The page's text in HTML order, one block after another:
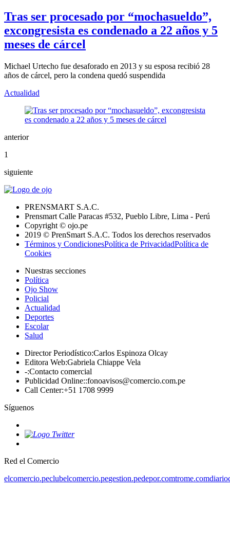
Tras ser procesado por “mochasueldo”,
excongresista es condenado a 22 años y 5
meses de cárcel
Michael Urtecho fue desaforado en 2013 y su esposa recibió 28
años de cárcel, pero la condena quedó suspendida
Actualidad
anterior
1
siguiente
PRENSMART S.A.C.
Prensmart Calle Paracas #532, Pueblo Libre, Lima - Perú
Copyright © ojo.pe
2019 © PrenSmart S.A.C. Todos los derechos reservados
Términos y CondicionesPolítica de PrivacidadPolítica de
Cookies
Nuestras secciones
Política
Ojo Show
Policial
Actualidad
Deportes
Escolar
Salud
Director Periodístico:Carlos Espinoza Olcay
Editora Web:Gabriela Chiappe Vela
-:Contacto comercial
Publicidad Online::fonoavisos@comercio.com.pe
Call Center:+51 1708 9999
Síguenos
Red el Comercio
elcomercio.peclubelcomercio.pegestion.pedepor.comtrome.com